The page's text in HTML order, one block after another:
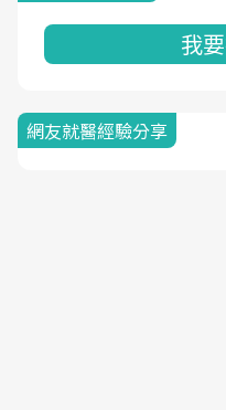
我
網友就醫經驗分享